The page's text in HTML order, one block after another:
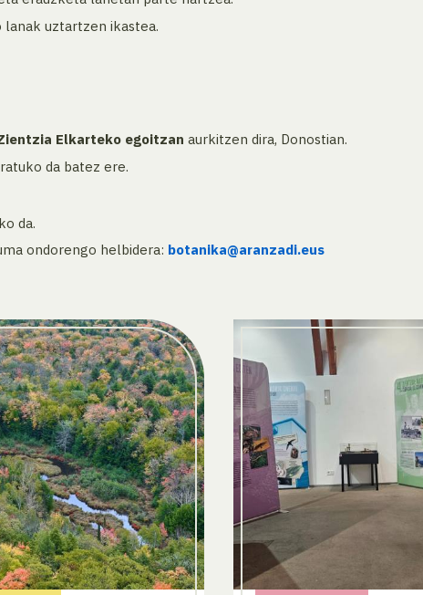
uztartzen ikastea.
Elkarteko egoitzan aurkitzen dira, Donostian.
da batez ere.
da.
ondorengo helbidera: botanika@aranzadi.eus